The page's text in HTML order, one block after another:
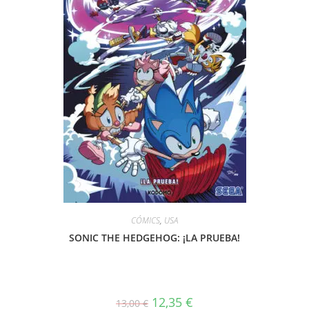
CÓMICS, USA
SONIC THE HEDGEHOG: ¡LA PRUEBA!
13,00€ El
12,35 €